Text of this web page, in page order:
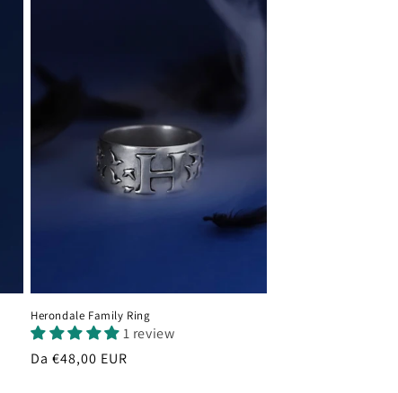
Herondale Family Ring
1 review
Prezzo
Da €48,00 EUR